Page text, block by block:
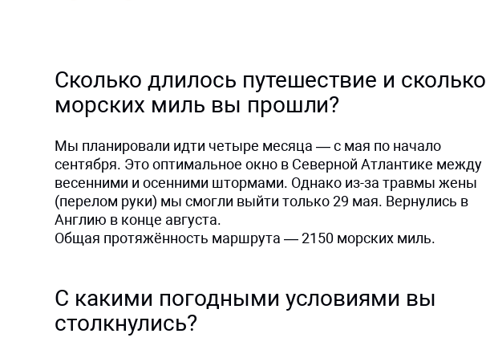
Сколько длилось путешествие и сколько
морских миль вы прошли?
Мы планировали идти четыре месяца — с мая по начало
сентября. Это оптимальное окно в Северной Атлантике между
весенними и осенними штормами. Однако из-за травмы жены
(перелом руки) мы смогли выйти только 29 мая. Вернулись в
Англию в конце августа.
Общая протяжённость маршрута — 2150 морских миль.
С какими погодными условиями вы
столкнулись?